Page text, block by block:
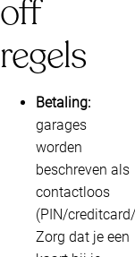
off
regels
Betaling:
garages
worden
beschreven als
contactloos
(PIN/
Zorg dat je een